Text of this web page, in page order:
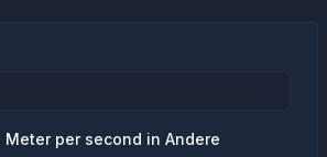
Meter per second in Andere